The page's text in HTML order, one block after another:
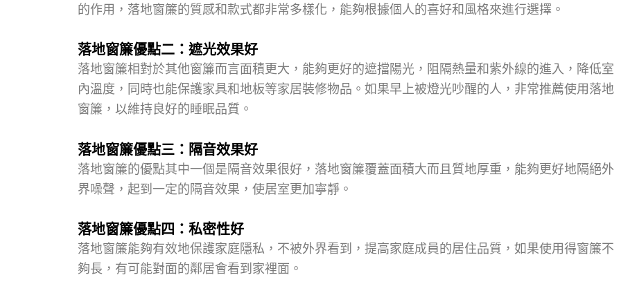
的作用，落地窗簾的質感和款式都非常多樣化，能夠根據個人的喜好和風格來進行選擇。
落地窗簾優點二：遮光效果好
落地窗簾相對於其他窗簾而言面積更大，能夠更好的遮擋陽光，阻隔熱量和紫外線的進入，降低室
內溫度，同時也能保護家具和地板等家居裝修物品。如果早上被燈光吵醒的人，非常推薦使用落地
窗簾，以維持良好的睡眠品質。
落地窗簾優點三：隔音效果好
落地窗簾的優點其中一個是隔音效果很好，落地窗簾覆蓋面積大而且質地厚重，能夠更好地隔絕外
界噪聲，起到一定的隔音效果，使居室更加寧靜。
落地窗簾優點四：私密性好
落地窗簾能夠有效地保護家庭隱私，不被外界看到，提高家庭成員的居住品質，如果使用得窗簾不
夠長，有可能對面的鄰居會看到家裡面。